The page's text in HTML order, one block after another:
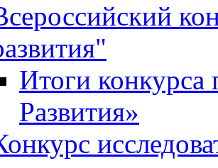
Итоги конкурса
Развития»